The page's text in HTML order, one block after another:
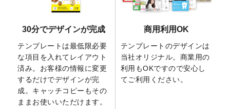
きるようになりました！
の全4ステップを解説！」を公開いたしまし
た。
2026/4/23
コラム「 画像の配置・差し替え・トリミン
グ」「テンプレート間でパーツを流用する
方法」を公開いたしました。
2026/4/21
アクリルキーホルダーのデザインテンプレ
ート を追加いたしました。
30分でデザインが完成
テンプレートは最低限必要
な項目を入れてレイアウト
済み。お客様の情報に変更
するだけでデザインが完
成。キャッチコピーもその
ままお使いいただけます。
商用利用OK
テンプレートのデザインは
当社オリジナル。商業用の
利用もOKですので安心し
てご利用ください。